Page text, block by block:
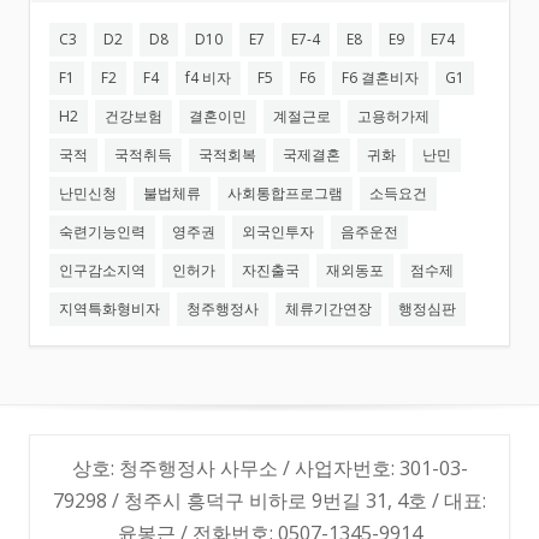
C3 D2 D8 D10 E7 E7-4 E8 E9
E74
F1
F2 F4 f4 비자 F5 F6 F6 결혼비자
G1
H2
건강보험 결혼이민 계절근로
고용허가제
국적
국적취득 국적회복 국제결혼 귀화
난민
난민신청
불법체류 사회통합프로그램
소득요건
숙련기능인력
영주권 외국인투자
음주운전
인구감소지역
인허가 자진출국 재외동포
점수제
지역특화형비자
청주행정사 체류기간연장 행정심판
상호: 청주행정사 사무소 / 사업자번호: 301-03-
79298 / 청주시 흥덕구 비하로 9번길 31, 4호 / 대표:
윤봉근 / 전화번호: 0507-1345-9914